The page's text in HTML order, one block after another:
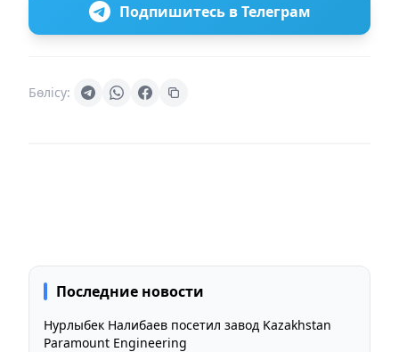
Подпишитесь в Телеграм
Бөлісу:
Последние новости
Нурлыбек Налибаев посетил завод Kazakhstan
Paramount Engineering